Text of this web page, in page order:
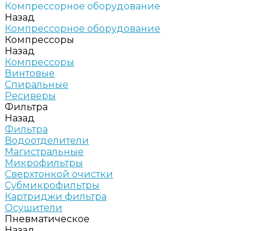
Компрессорное оборудование
Назад
Компрессорное оборудование
Компрессоры
Назад
Компрессоры
Винтовые
Спиральные
Ресиверы
Фильтра
Назад
Фильтра
Водоотделители
Магистральные
Микрофильтры
Сверхтонкой очистки
Субмикрофильтры
Картриджи фильтра
Осушители
Пневматическое